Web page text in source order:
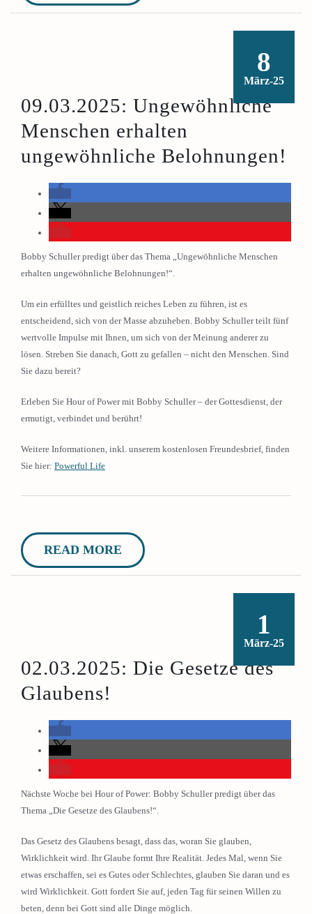
8
März-25
09.03.2025: Ungewöhnliche
Menschen erhalten
ungewöhnliche Belohnungen!
Bobby Schuller predigt über das Thema „Ungewöhnliche Menschen
erhalten ungewöhnliche Belohnungen!“.
Um ein erfülltes und geistlich reiches Leben zu führen, ist es
entscheidend, sich von der Masse abzuheben. Bobby Schuller teilt fünf
wertvolle Impulse mit Ihnen, um sich von der Meinung anderer zu
lösen. Streben Sie danach, Gott zu gefallen – nicht den Menschen. Sind
Sie dazu bereit?
Erleben Sie Hour of Power mit Bobby Schuller – der Gottesdienst, der
ermutigt, verbindet und berührt!
Weitere Informationen, inkl. unserem kostenlosen Freundesbrief, finden
Sie hier: Powerful Life
READ MORE
1
März-25
02.03.2025: Die Gesetze des
Glaubens!
Nächste Woche bei Hour of Power: Bobby Schuller predigt über das
Thema „Die Gesetze des Glaubens!“.
Das Gesetz des Glaubens besagt, dass das, woran Sie glauben,
Wirklichkeit wird. Ihr Glaube formt Ihre Realität. Jedes Mal, wenn Sie
etwas erschaffen, sei es Gutes oder Schlechtes, glauben Sie daran und es
wird Wirklichkeit. Gott fordert Sie auf, jeden Tag für seinen Willen zu
beten, denn bei Gott sind alle Dinge möglich.